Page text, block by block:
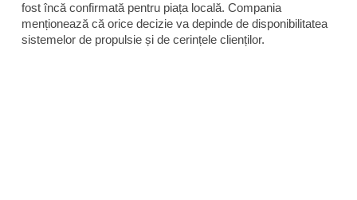
fost încă confirmată pentru piața locală. Compania
menționează că orice decizie va depinde de disponibilitatea
sistemelor de propulsie și de cerințele clienților.